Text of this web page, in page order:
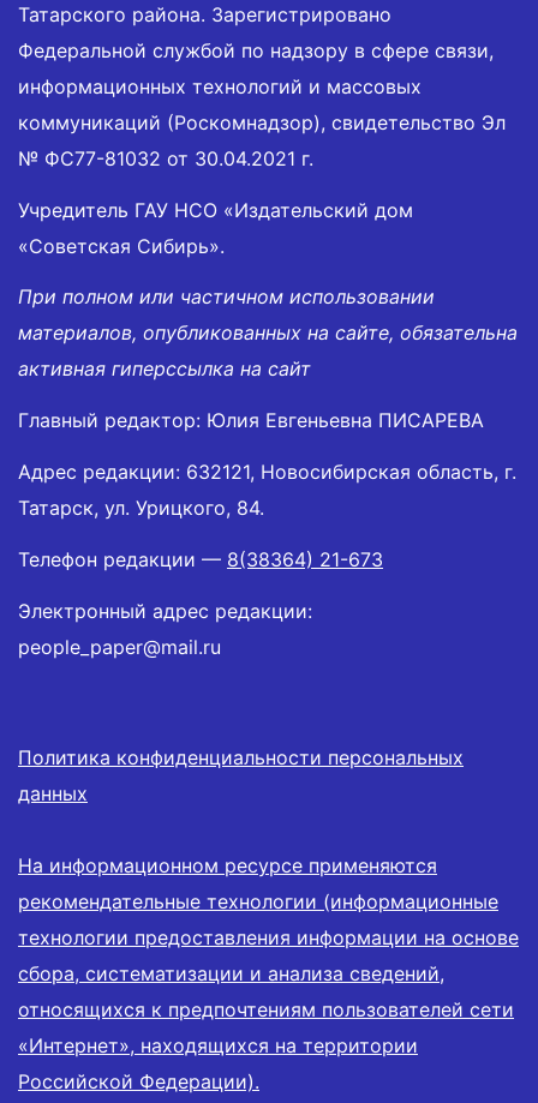
Татарского района. Зарегистрировано
Федеральной службой по надзору в сфере связи,
информационных технологий и массовых
коммуникаций (Роскомнадзор), свидетельство Эл
№ ФС77-81032 от 30.04.2021 г.
Учредитель ГАУ НСО «Издательский дом
«Советская Сибирь».
При полном или частичном использовании
материалов, опубликованных на сайте, обязательна
активная гиперссылка на сайт
Главный редактор: Юлия Евгеньевна ПИСАРЕВА
Адрес редакции: 632121, Новосибирская область, г.
Татарск, ул. Урицкого, 84.
Телефон редакции — 8(38364) 21-673
Электронный адрес редакции:
people_paper@mail.ru
Политика конфиденциальности персональных
данных
На информационном ресурсе применяются
рекомендательные технологии (информационные
технологии предоставления информации на основе
сбора, систематизации и анализа сведений,
относящихся к предпочтениям пользователей сети
«Интернет», находящихся на территории
Российской Федерации).